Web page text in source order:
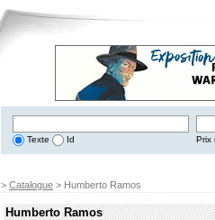
Texte Id Prix
> Catalogue > Humberto Ramos
Humberto Ramos